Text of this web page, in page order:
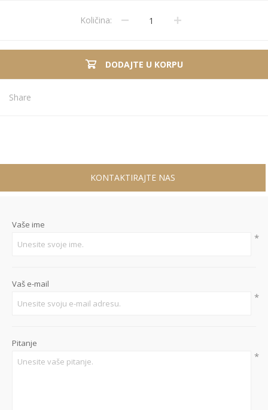
Količina:
DODAJTE U KORPU
Share
KONTAKTIRAJTE NAS
Vaše ime
*
Vaš e-mail
*
Pitanje
*